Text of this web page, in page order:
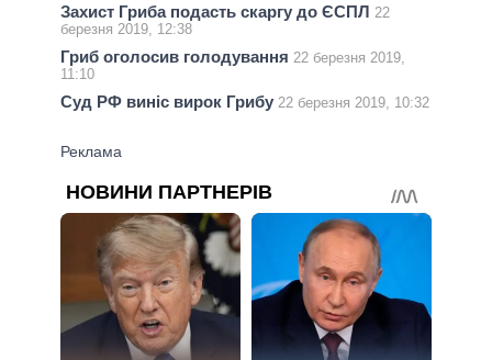
Захист Гриба подасть скаргу до ЄСПЛ 22
березня 2019, 12:38
Гриб оголосив голодування 22 березня 2019,
11:10
Суд РФ виніс вирок Грибу 22 березня 2019, 10:32